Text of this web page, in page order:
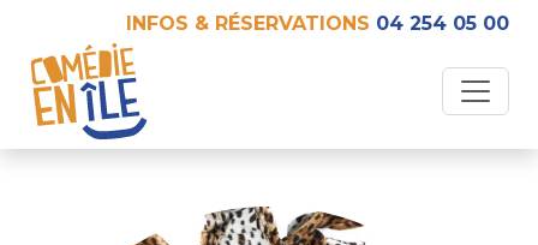
INFOS & RÉSERVATIONS 04 254 05 00